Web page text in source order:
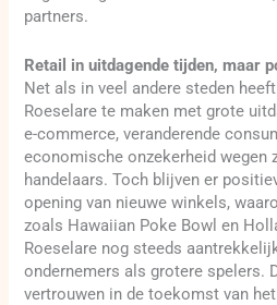
partners.
Retail in uitdagende tijden, maar
Net als in veel andere steden
Roeselare te maken met grote
e-commerce, veranderende
economische onzekerheid wegen
handelaars. Toch blijven er
opening van nieuwe winkels,
zoals Hawaiian Poke Bowl en
Roeselare nog steeds
ondernemers als grotere spelers.
vertrouwen in de toekomst van